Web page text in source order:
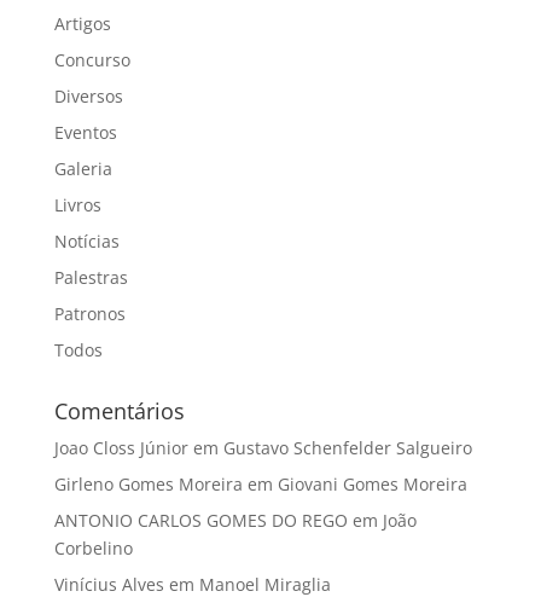
Artigos
Concurso
Diversos
Eventos
Galeria
Livros
Notícias
Palestras
Patronos
Todos
Comentários
Joao Closs Júniorem Gustavo Schenfelder Salgueiro
Girleno Gomes Moreira em Giovani Gomes Moreira
ANTONIO CARLOS GOMES DO REGO em João
Corbelino
Vinícius Alves em Manoel Miraglia